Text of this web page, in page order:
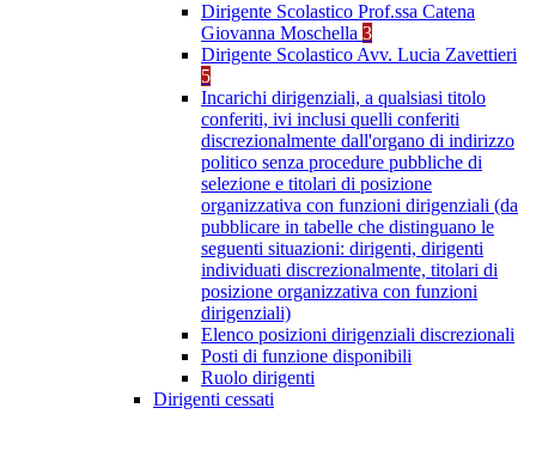
Dirigente Scolastico Prof.ssa Catena
Giovanna Moschella 3
Dirigente Scolastico Avv. Lucia Zavettieri
5
Incarichi dirigenziali, a qualsiasi titolo
conferiti, ivi inclusi quelli conferiti
discrezionalmente dall'organo di indirizzo
politico senza procedure pubbliche di
selezione e titolari di posizione
organizzativa con funzioni dirigenziali (da
pubblicare in tabelle che distinguano le
seguenti situazioni: dirigenti, dirigenti
individuati discrezionalmente, titolari di
posizione organizzativa con funzioni
dirigenziali)
Elenco posizioni dirigenziali discrezionali
Posti di funzione disponibili
Ruolo dirigenti
Dirigenti cessati